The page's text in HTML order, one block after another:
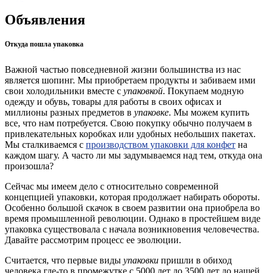
Объявления
Откуда пошла упаковка
Важной частью повседневной жизни большинства из нас
является шопинг. Мы приобретаем продукты и забиваем ими
свои холодильники вместе с упаковкой. Покупаем модную
одежду и обувь, товары для работы в своих офисах и
миллионы разных предметов в упаковке. Мы можем купить
все, что нам потребуется. Свою покупку обычно получаем в
привлекательных коробках или удобных небольших пакетах.
Мы сталкиваемся с производством упаковки для конфет на
каждом шагу. А часто ли мы задумываемся над тем, откуда она
произошла?
Сейчас мы имеем дело с относительно современной
концепцией упаковки, которая продолжает набирать обороты.
Особенно большой скачок в своем развитии она приобрела во
время промышленной революции. Однако в простейшем виде
упаковка существовала с начала возникновения человечества.
Давайте рассмотрим процесс ее эволюции.
Считается, что первые виды упаковки пришли в обиход
человека где-то в промежутке с 5000 лет до 3500 лет до нашей